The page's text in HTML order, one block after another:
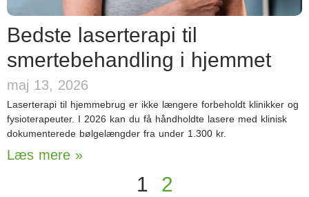
Bedste laserterapi til
smertebehandling i hjemmet
maj 13, 2026
Laserterapi til hjemmebrug er ikke længere forbeholdt klinikker og
fysioterapeuter. I 2026 kan du få håndholdte lasere med klinisk
dokumenterede bølgelængder fra under 1.300 kr.
Læs mere »
1 2